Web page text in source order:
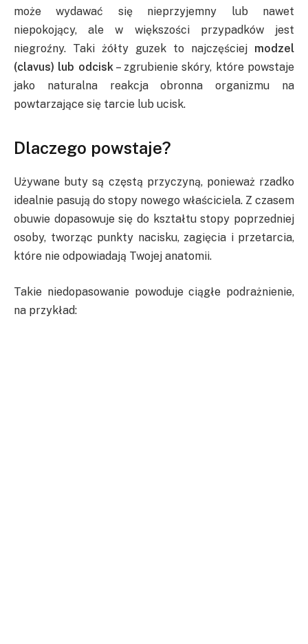
może wydawać się nieprzyjemny lub nawet
niepokojący, ale w większości przypadków jest
niegroźny. Taki żółty guzek to najczęściej modzel
(clavus) lub odcisk– zgrubienie skóry, które powstaje
jako naturalna reakcja obronna organizmu na
powtarzające się tarcie lub ucisk.
Dlaczego powstaje?
Używane buty są częstą przyczyną, ponieważ rzadko
idealnie pasują do stopy nowego właściciela. Z czasem
obuwie dopasowuje się do kształtu stopy poprzedniej
osoby, tworząc punkty nacisku, zagięcia i przetarcia,
które nie odpowiadają Twojej anatomii.
Takie niedopasowanie powoduje ciągłe podrażnienie,
na przykład: